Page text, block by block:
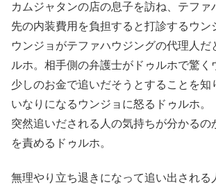
カムジャタンの店の息子を訪ね、テファ
先の内装費用を負担すると打診するウン
ウンジョがテファハウジングの代理人だ
ルホ。相手側の弁護士がドゥルホで驚く
少しのお金で追いだそうとすることを知
いなりになるウンジョに怒るドゥルホ。
突然追いだされる人の気持ちが分かるの
を責めるドゥルホ。
無理やり立ち退きになって追い出される